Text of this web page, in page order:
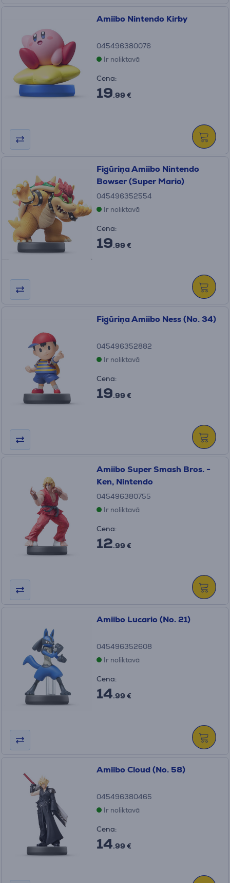
Amiibo Nintendo Kirby
045496380076
Ir noliktavā
Cena:
19.99 €
Figūriņa Amiibo Nintendo
Bowser (Super Mario)
045496352554
Ir noliktavā
Cena:
19.99 €
Figūriņa Amiibo Ness (No. 34)
045496352882
Ir noliktavā
Cena:
19.99 €
Amiibo Super Smash Bros. -
Ken, Nintendo
045496380755
Ir noliktavā
Cena:
12.99 €
Amiibo Lucario (No. 21)
045496352608
Ir noliktavā
Cena:
14.99 €
Amiibo Cloud (No. 58)
045496380465
Ir noliktavā
Cena:
14.99 €